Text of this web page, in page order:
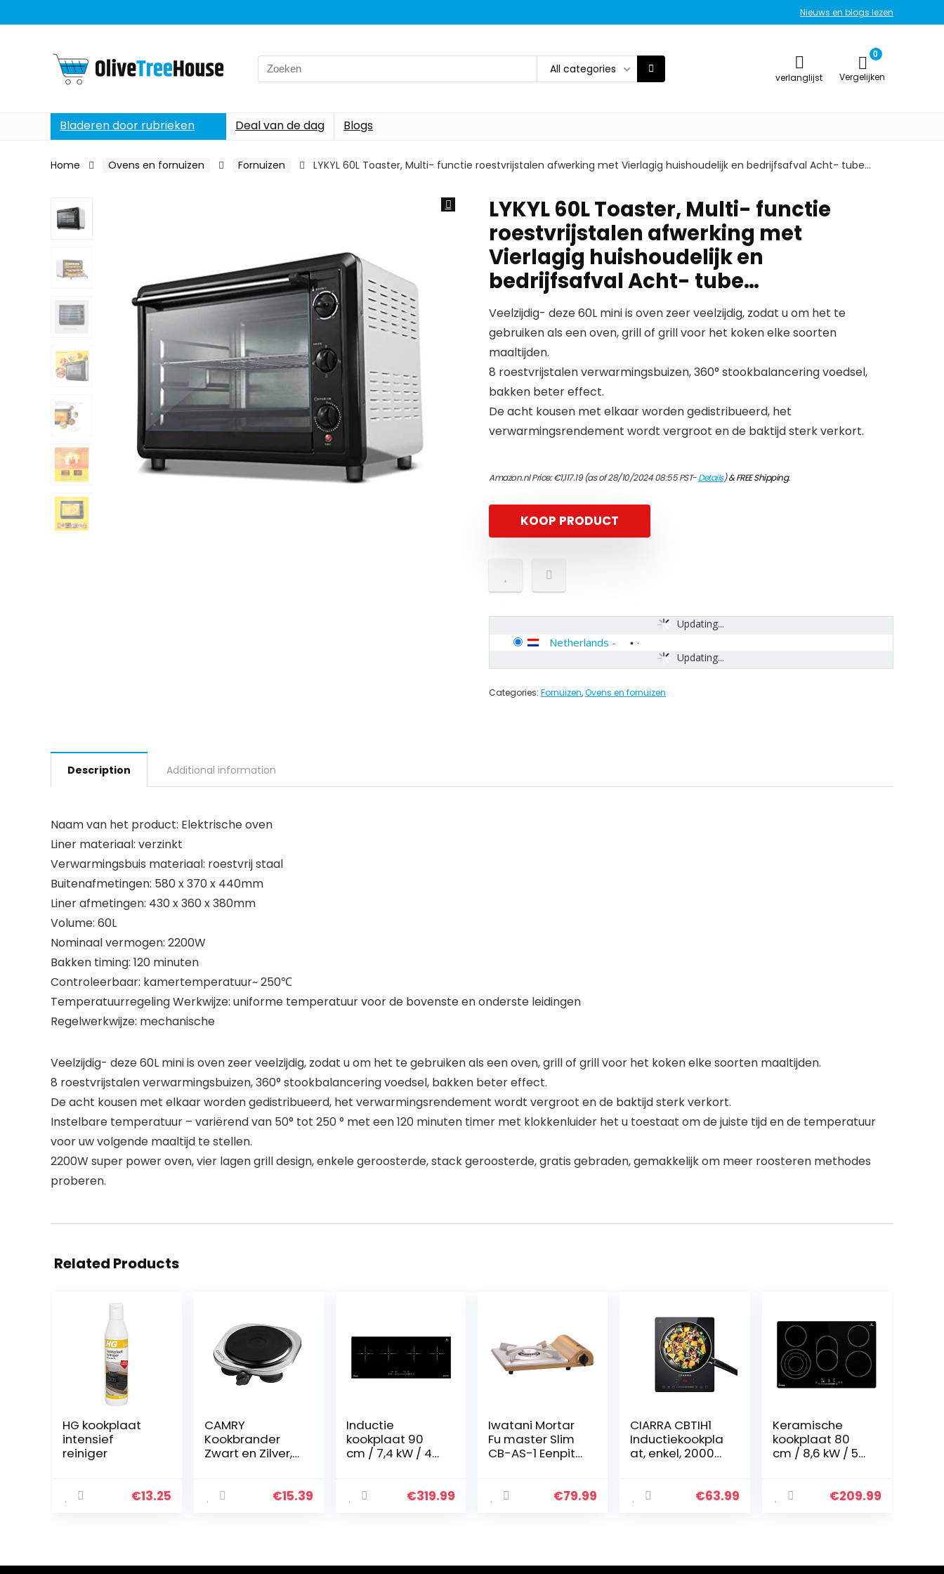
Nieuws en blogs lezen
Search
for:
All categories
verlanglijst
0
Vergelijken
Bladeren door rubrieken Deal van de dag Blogs
Home Ovens en fornuizen Fornuizen LYKYL 60L Toaster, Multi- functie roestvrijstalen afwerking met Vierlagig huishoudelijk en bedrijfsafval Acht- tube…
LYKYL 60L Toaster, Multi- functie
roestvrijstalen afwerking met
Vierlagig huishoudelijk en
bedrijfsafval Acht- tube…
Veelzijdig- deze 60L mini is oven zeer veelzijdig, zodat u om het te
gebruiken als een oven, grill of grill voor het koken elke soorten
maaltijden.
8 roestvrijstalen verwarmingsbuizen, 360° stookbalancering voedsel,
bakken beter effect.
De acht kousen met elkaar worden gedistribueerd, het
verwarmingsrendement wordt vergroot en de baktijd sterk verkort.
Amazon.nl Price:€1,117.19(as of 28/10/2024 08:55 PST-Details)&FREE Shipping.
KOOP PRODUCT
Updating...
Updating...
Netherlands -
Categories: Fornuizen,Ovens en fornuizen
Description Additional information
Naam van het product: Elektrische oven
Liner materiaal: verzinkt
Verwarmingsbuis materiaal: roestvrij staal
Buitenafmetingen: 580 x 370 x 440mm
Liner afmetingen: 430 x 360 x 380mm
Volume: 60L
Nominaal vermogen: 2200W
Bakken timing: 120 minuten
Controleerbaar: kamertemperatuur~ 250℃
Temperatuurregeling Werkwijze: uniforme temperatuur voor de bovenste en onderste leidingen
Regelwerkwijze: mechanische
Veelzijdig- deze 60L mini is oven zeer veelzijdig, zodat u om het te gebruiken als een oven, grill of grill voor het koken elke soorten maaltijden.
8 roestvrijstalen verwarmingsbuizen, 360° stookbalancering voedsel, bakken beter effect.
De acht kousen met elkaar worden gedistribueerd, het verwarmingsrendement wordt vergroot en de baktijd sterk verkort.
Instelbare temperatuur – variërend van 50° tot 250 ° met een 120 minuten timer met klokkenluider het u toestaat om de juiste tijd en de temperatuur
voor uw volgende maaltijd te stellen.
2200W super power oven, vier lagen grill design, enkele geroosterde, stack geroosterde, gratis gebraden, gemakkelijk om meer roosteren methodes
proberen.
Related Products
HG kookplaat
intensief
reiniger
€13.25
CAMRY
Kookbrander
Zwart en Zilver,
€15.39
Inductie
kookplaat 90
cm / 7,4 kW / 4
aus/Touch€319.99
Iwatani Mortar
Fu master Slim
CB-AS-1 Eenpits
€79.99
CIARRA CBTIH1
Inductiekookpla
at, enkel, 2000
inductiekookpla
camping,
€63.99
Keramische
kookplaat 80
cm / 8,6 kW / 5
aus/drievoudig
€209.99